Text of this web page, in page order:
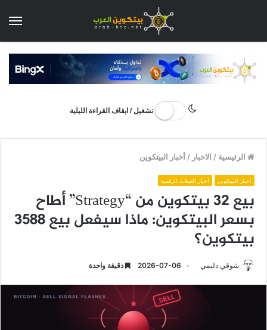
تشغيل / ايقاف القراءة الليلية
الرئيسية / الاخبار /أخبار البيتكوين
أخبار البيتكوين أخبار العملات الرقمية
بيع 32 بيتكوين من “Strategy” أطاح
بسعر البيتكوين: ماذا سيفعل بيع 3588
بيتكوين؟
شوقي دليمي 2026-07-06 دقيقة واحدة